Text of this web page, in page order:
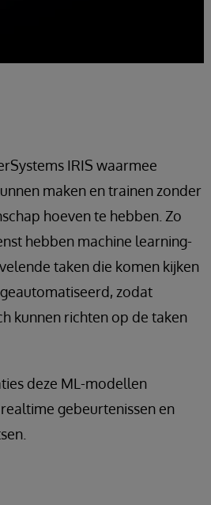
IRIS waarmee
maken en trainen zonder
hoeven te hebben. Zo
hebben machine learning-
taken die komen kijken
zodat
kunnen richten op de taken
deze ML-modellen
gebeurtenissen en